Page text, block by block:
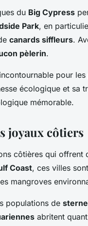
du Big Cypress
Park, en
canards siffleurs.
pèlerin.
pour les
écologique et sa
mémorable.
joyaux côtiers
côtières qui offrent
Coast, ces villes
mangroves
populations de
abritent